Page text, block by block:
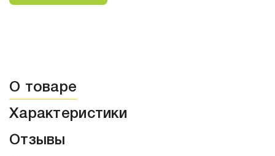
О товаре
Характеристики
Отзывы